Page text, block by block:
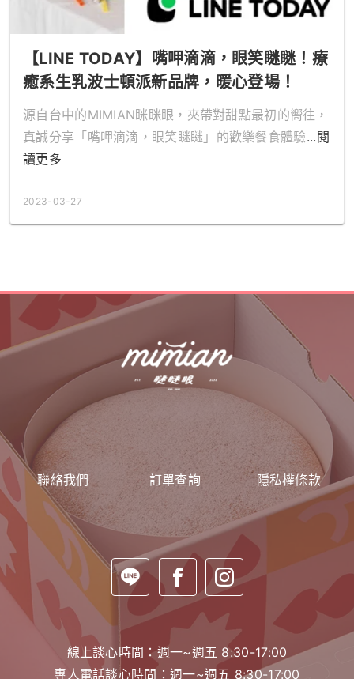
【LINE TODAY】嘴呷滴滴，眼笑瞇瞇！療
癒系生乳波士頓派新品牌，暖心登場！
源自台中的MIMIAN眯眯眼，夾帶對甜點最初的嚮往，
真誠分享「嘴呷滴滴，眼笑瞇瞇」的歡樂餐食體驗...閱
讀更多
2023-03-27
聯絡我們 訂單查詢 隱私權條款
線上談心時間：週一~週五 8:30-17:00
專人電話談心時間：週一~週五 8:30-17:00